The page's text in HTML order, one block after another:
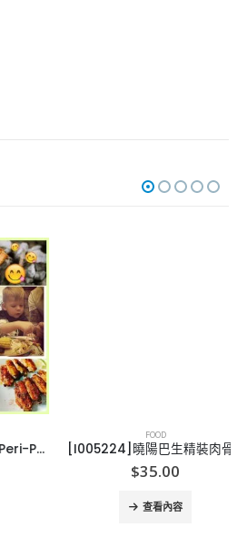
[A009124]Nando’s Peri-Peri 醃肉粉/調味粉25g
FOOD
[I005224]曉陽巴生精裝肉骨茶
35.00
查看內容